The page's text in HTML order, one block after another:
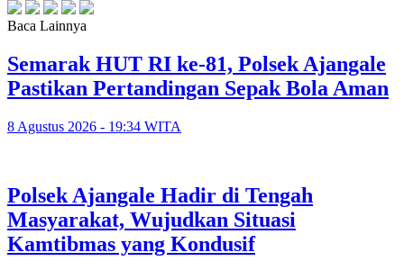
Baca Lainnya
Semarak HUT RI ke-81, Polsek Ajangale
Pastikan Pertandingan Sepak Bola Aman
8 Agustus 2026 - 19:34 WITA
Polsek Ajangale Hadir di Tengah
Masyarakat, Wujudkan Situasi
Kamtibmas yang Kondusif